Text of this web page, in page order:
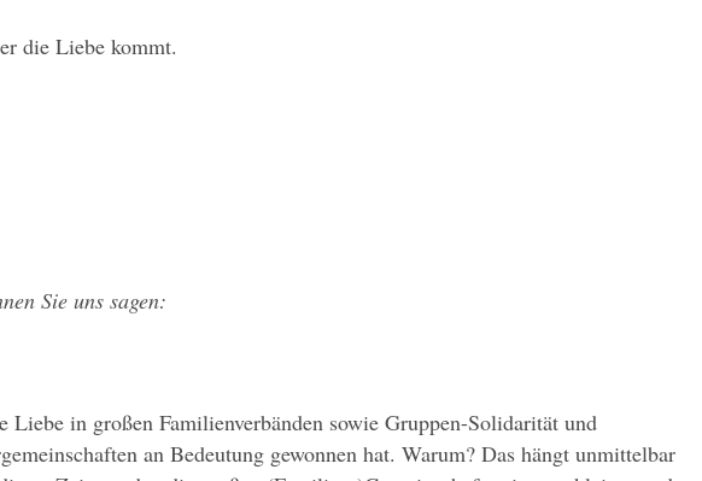
die Liebe kommt.
Sie uns sagen:
in großen Familienverbänden sowie Gruppen-Solidarität und
an Bedeutung gewonnen hat. Warum? Das hängt unmittelbar